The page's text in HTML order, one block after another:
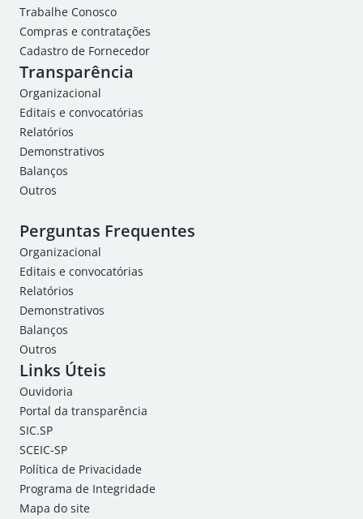
Trabalhe Conosco
Compras e contratações
Cadastro de Fornecedor
Transparência
Organizacional
Editais e convocatórias
Relatórios
Demonstrativos
Balanços
Outros
Perguntas Frequentes
Organizacional
Editais e convocatórias
Relatórios
Demonstrativos
Balanços
Outros
Links Úteis
Ouvidoria
Portal da transparência
SIC.SP
SCEIC-SP
Política de Privacidade
Programa de Integridade
Mapa do site